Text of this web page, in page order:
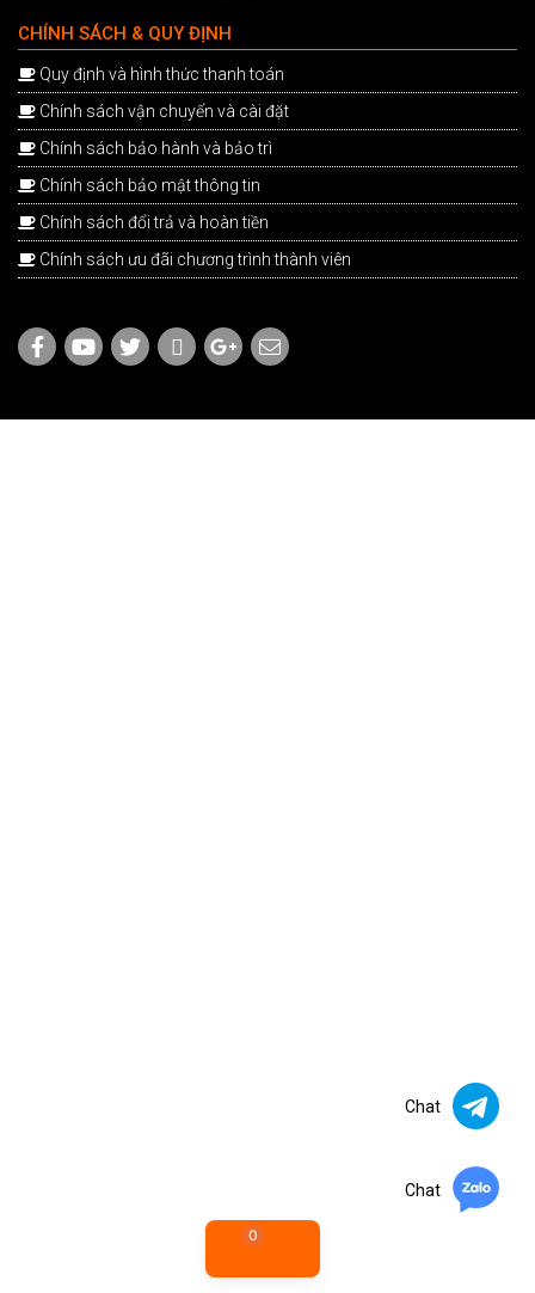
CHÍNH SÁCH & QUY ĐỊNH
Quy định và hình thức thanh toán
Chính sách vận chuyển và cài đặt
Chính sách bảo hành và bảo trì
Chính sách bảo mật thông tin
Chính sách đổi trả và hoàn tiền
Chính sách ưu đãi chương trình thành viên
0
Chat
Chat